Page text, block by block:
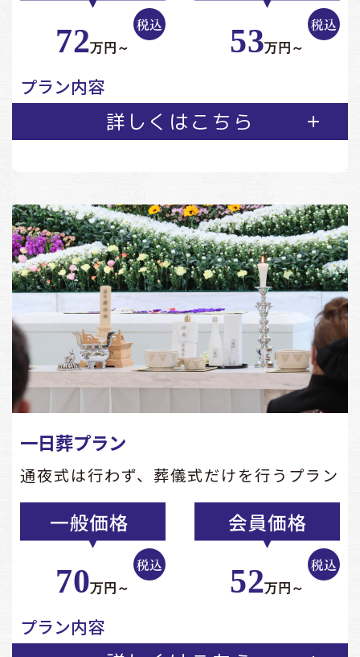
72万円～ 53万円～
プラン内容
詳しくはこちら
一日葬プラン
通夜式は行わず、葬儀式だけを行うプラン
70万円～ 52万円～
プラン内容